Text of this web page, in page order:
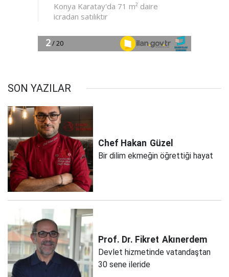
SON YAZILAR
Chef Hakan Güzel
Bir dilim ekmeğin öğrettiği hayat
Prof. Dr. Fikret Akınerdem
Devlet hizmetinde vatandaştan
30 sene ileride